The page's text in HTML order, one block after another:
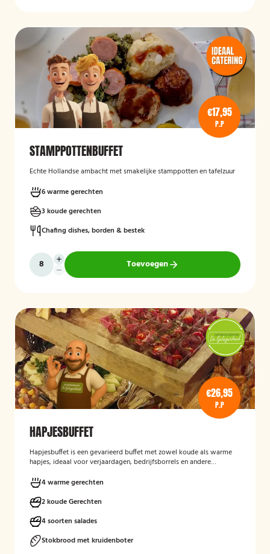
€17,95
P.P
STAMPPOTTENBUFFET
Echte Hollandse ambacht met smakelijke stamppotten en tafelzuur
6 warme gerechten
3 koude gerechten
Chafing dishes, borden & bestek
Toevoegen
€26,95
P.P
HAPJESBUFFET
Hapjesbuffet is een gevarieerd buffet met zowel koude als warme
hapjes, ideaal voor verjaardagen, bedrijfsborrels en andere
smaakvolle manier om gasten te laten genieten van verschillende
kleine gerechten, zonder een traditioneel diner te serveren.
4 warme gerechten
2 koude Gerechten
4 soorten salades
Stokbrood met kruidenboter